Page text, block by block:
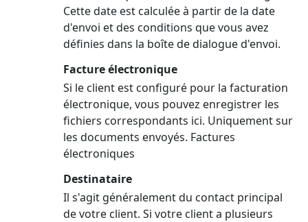
Cette date est calculée à partir de la date
d'envoi et des conditions que vous avez
définies dans la boîte de dialogue d'envoi.
Facture électronique
Si le client est configuré pour la facturation
électronique, vous pouvez enregistrer les
fichiers correspondants ici. Uniquement sur
les documents envoyés. Factures
électroniques
Destinataire
Il s'agit généralement du contact principal
de votre client. Si votre client a plusieurs